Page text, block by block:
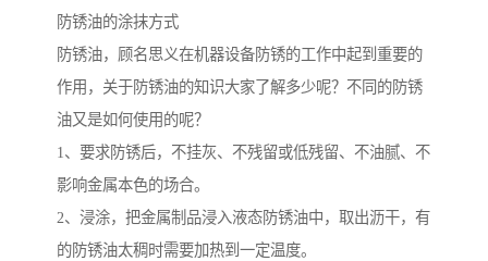
防锈油的涂抹方式
防锈油，顾名思义在机器设备防锈的工作中起到重要的
作用，关于防锈油的知识大家了解多少呢？不同的防锈
油又是如何使用的呢？
1、要求防锈后，不挂灰、不残留或低残留、不油腻、不
影响金属本色的场合。
2、浸涂，把金属制品浸入液态防锈油中，取出沥干，有
的防锈油太稠时需要加热到一定温度。